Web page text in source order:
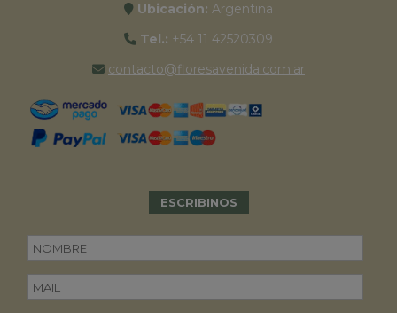
Ubicación: Argentina
Tel.: +54 11 42520309
contacto@floresavenida.com.ar
ESCRIBINOS